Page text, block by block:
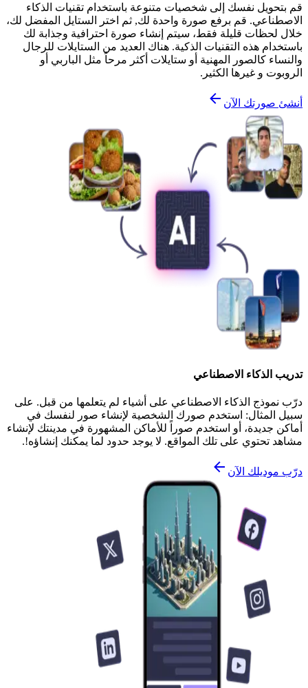
قم بتحويل نفسك إلى شخصيات متنوعة باستخدام تقنيات الذكاء
الاصطناعي. قم برفع صورة واحدة لك, ثم اختر الستايل المفضل لك،
خلال لحظات قليلة فقط، سيتم إنشاء صورة احترافية وجذابة لك
باستخدام هذه التقنيات الذكية. هناك العديد من الستايلات للرجال
والنساء كالصور المهنية أو ستايلات أكثر مرحاً مثل الباربي أو
الروبوت و غيرها الكثير.
أنشئ صورتك الآن
تدريب الذكاء الاصطناعي
درّب نموذج الذكاء الاصطناعي على أشياء لم يتعلمها من قبل. على
سبيل المثال: استخدم صورك الشخصية لإنشاء صور لنفسك في
أماكن جديدة، أو استخدم صوراً للأماكن المشهورة في مدينتك لإنشاء
مشاهد تحتوي على تلك المواقع. لا يوجد حدود لما يمكنك إنشاؤه!.
درّب موديلك الآن